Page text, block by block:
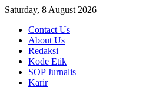
Saturday, 8 August 2026
Contact Us
About Us
Redaksi
Kode Etik
SOP Jurnalis
Karir